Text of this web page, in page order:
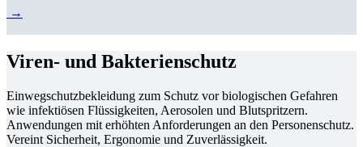
→
Viren- und Bakterienschutz
Einwegschutzbekleidung zum Schutz vor biologischen Gefahren
wie infektiösen Flüssigkeiten, Aerosolen und Blutspritzern.
Anwendungen mit erhöhten Anforderungen an den Personenschutz.
Vereint Sicherheit, Ergonomie und Zuverlässigkeit.